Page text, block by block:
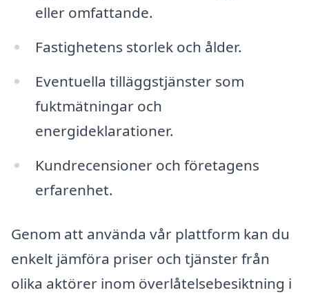
eller omfattande.
Fastighetens storlek och ålder.
Eventuella tilläggstjänster som
fuktmätningar och
energideklarationer.
Kundrecensioner och företagens
erfarenhet.
Genom att använda vår plattform kan du
enkelt jämföra priser och tjänster från
olika aktörer inom överlåtelsebesiktning i